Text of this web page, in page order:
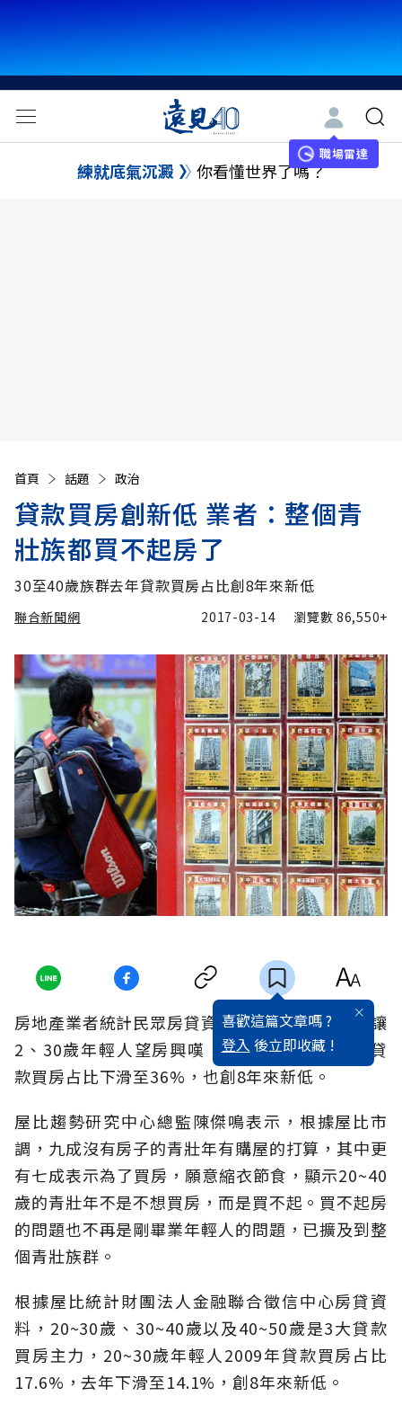
職場雷達
練就底氣沉澱 你看懂世界了嗎？
首頁 話題 政治
貸款買房創新低 業者：整個青
壯族都買不起房了
30至40歲族群去年貸款買房占比創8年來新低
聯合新聞網 2017-03-14 瀏覽數86,550+
喜歡這篇文章嗎 ?
登入 後立即收藏 !
房地產業者統計民眾房貸資料發現，高房價不只讓
2、30歲年輕人望房興嘆，30至40歲族群去年貸
款買房占比下滑至36%，也創8年來新低。
屋比趨勢研究中心總監陳傑鳴表示，根據屋比市
調，九成沒有房子的青壯年有購屋的打算，其中更
有七成表示為了買房，願意縮衣節食，顯示20~40
歲的青壯年不是不想買房，而是買不起。買不起房
的問題也不再是剛畢業年輕人的問題，已擴及到整
個青壯族群。
根據屋比統計財團法人金融聯合徵信中心房貸資
料，20~30歲、30~40歲以及40~50歲是3大貸款
買房主力，20~30歲年輕人2009年貸款買房占比
17.6%，去年下滑至14.1%，創8年來新低。